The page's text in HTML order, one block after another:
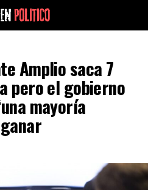
Amplio saca 7
pero el gobierno
mayoría